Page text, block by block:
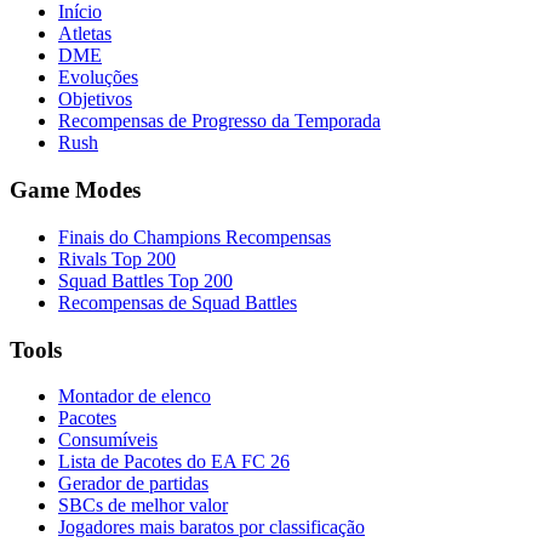
Início
Atletas
DME
Evoluções
Objetivos
Recompensas de Progresso da Temporada
Rush
Game Modes
Finais do Champions Recompensas
Rivals Top 200
Squad Battles Top 200
Recompensas de Squad Battles
Tools
Montador de elenco
Pacotes
Consumíveis
Lista de Pacotes do EA FC 26
Gerador de partidas
SBCs de melhor valor
Jogadores mais baratos por classificação